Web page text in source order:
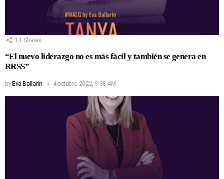
13 Shares
“El nuevo liderazgo no es más fácil y también se genera en
RRSS”
byEva Ballarin 4 octubre, 2022, 9:38 AM